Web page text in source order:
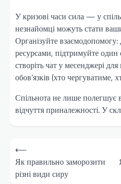
У кризові часи сила — у
незнайомці можуть стати
Організуйте взаємодопомогу:
ресурсами, підтримуйте
створіть чат у месенджері
обов’язків (хто чергуватиме,
Спільнота не лише полегшує
відчуття приналежності. У
Навігація
записів
⟵
Як правильно заморозити
різні види сиру